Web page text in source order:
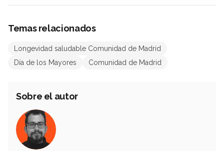
Temas relacionados
Longevidad saludable Comunidad de Madrid
Día de los Mayores
Comunidad de Madrid
Sobre el autor